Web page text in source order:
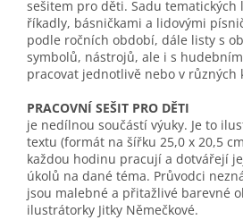
sešitem pro děti. Sadu
říkadly, básničkami a lidovými
podle ročních období, dále listy s
symbolů, nástrojů, ale i s
pracovat jednotlivě nebo v různých
PRACOVNÍ SEŠIT PRO DĚTI
je nedílnou součástí výuky. Je to
textu (formát na šířku 25,0 x 20,5
každou hodinu pracují a dotvářejí
úkolů na dané téma. Průvodci
jsou malebné a přitažlivé barevné
ilustrátorky Jitky Němečkové.